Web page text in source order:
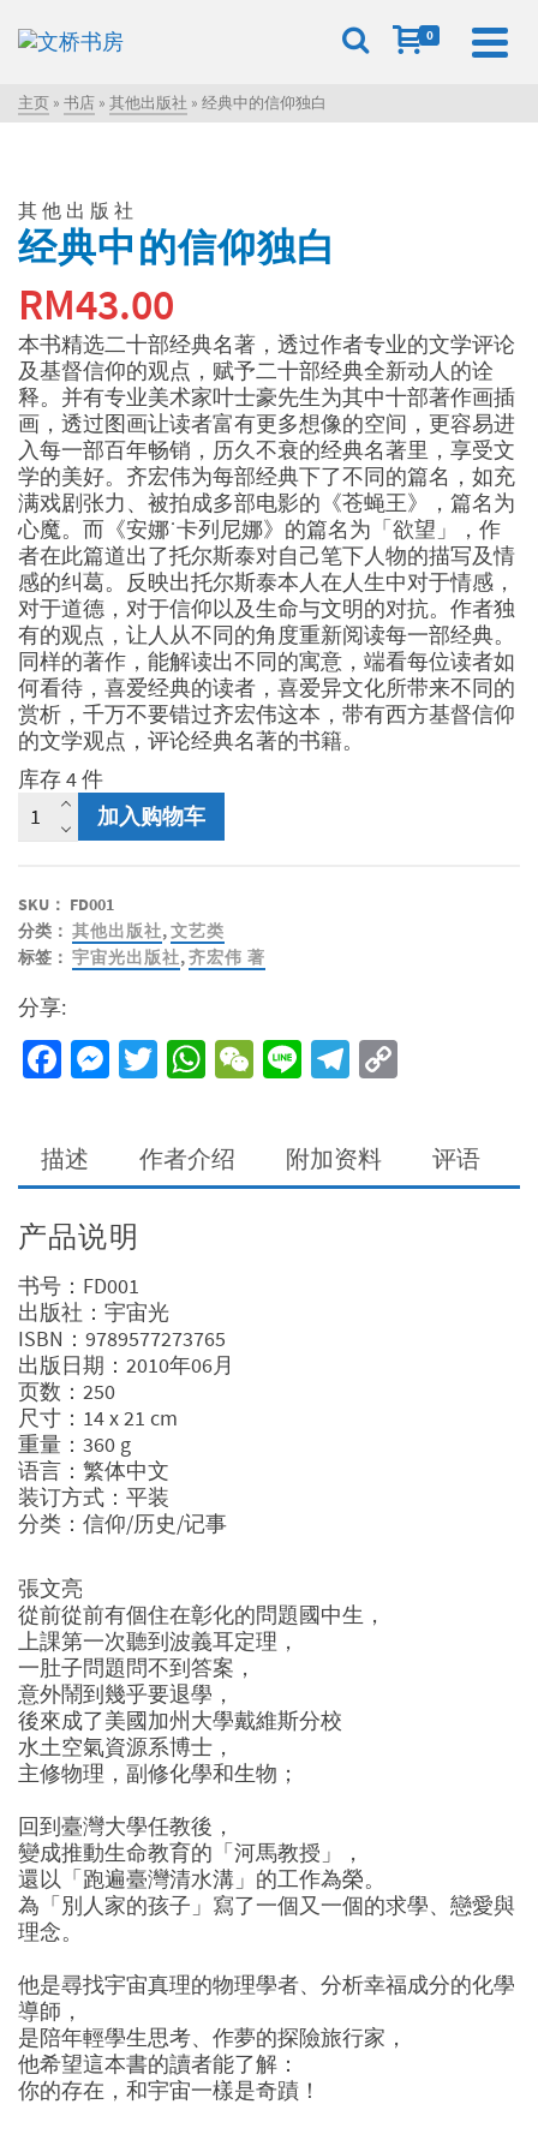
0
主页 » 书店 » 其他出版社 » 经典中的信仰独白
其他出版社
经典中的信仰独白
RM43.00
本书精选二十部经典名著，透过作者专业的文学评论
及基督信仰的观点，赋予二十部经典全新动人的诠
释。并有专业美术家叶士豪先生为其中十部著作画插
画，透过图画让读者富有更多想像的空间，更容易进
入每一部百年畅销，历久不衰的经典名著里，享受文
学的美好。齐宏伟为每部经典下了不同的篇名，如充
满戏剧张力、被拍成多部电影的《苍蝇王》，篇名为
心魔。而《安娜˙卡列尼娜》的篇名为「欲望」，作
者在此篇道出了托尔斯泰对自己笔下人物的描写及情
感的纠葛。反映出托尔斯泰本人在人生中对于情感，
对于道德，对于信仰以及生命与文明的对抗。作者独
有的观点，让人从不同的角度重新阅读每一部经典。
同样的著作，能解读出不同的寓意，端看每位读者如
何看待，喜爱经典的读者，喜爱异文化所带来不同的
赏析，千万不要错过齐宏伟这本，带有西方基督信仰
的文学观点，评论经典名著的书籍。
库存 4 件
经
典
信
仰
独
数
量
加入购物车
SKU： FD001
分类： 其他出版社,文艺类
标签： 宇宙光出版社,齐宏伟 著
分享:
Facebook
Messenger
Twitter
WhatsApp
WeChat
LineTelegram
描述 作者介绍 附加资料 评语
产品说明
书号：FD001
出版社：宇宙光
ISBN：9789577273765
出版日期：2010年06月
页数：250
尺寸：14 x 21 cm
重量：360 g
语言：繁体中文
装订方式：平装
分类：信仰/历史/记事
張文亮
從前從前有個住在彰化的問題國中生，
上課第一次聽到波義耳定理，
一肚子問題問不到答案，
意外鬧到幾乎要退學，
後來成了美國加州大學戴維斯分校
水土空氣資源系博士，
主修物理，副修化學和生物；
回到臺灣大學任教後，
變成推動生命教育的「河馬教授」，
還以「跑遍臺灣清水溝」的工作為榮。
為「別人家的孩子」寫了一個又一個的求學、戀愛與
理念。
他是尋找宇宙真理的物理學者、分析幸福成分的化學
導師，
是陪年輕學生思考、作夢的探險旅行家，
他希望這本書的讀者能了解：
你的存在，和宇宙一樣是奇蹟！